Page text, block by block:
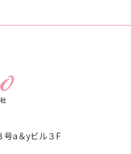
号a＆yビル３F